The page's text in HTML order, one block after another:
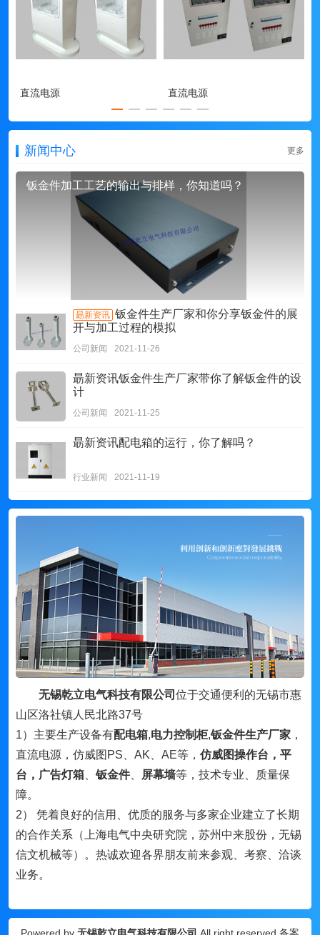
直流电源 直流电源
新闻中心 更多
钣金件加工工艺的输出与排样，你知道吗？
朂新资讯 钣金件生产厂家和你分享钣金件的展
开与加工过程的模拟
公司新闻 2021-11-26
朂新资讯钣金件生产厂家带你了解钣金件的设
计
公司新闻 2021-11-25
朂新资讯配电箱的运行，你了解吗？
行业新闻 2021-11-19
无锡乾立电气科技有限公司 位于交通便利的无锡市惠
山区洛社镇人民北路37号
1）主要生产设备有配电箱,电力控制柜,钣金件生产厂家 ，
直流电源，仿威图PS、AK、AE等， 仿威图操作台 ，平
台， 广告灯箱 钣金件、 屏幕墙等，技术专业、质量保
障。
2） 凭着良好的信用、优质的服务与多家企业建立了长期
的合作关系（上海电气中央研究院，苏州中来股份，无锡
信文机械等）。热诚欢迎各界朋友前来参观、考察、洽谈
业务。